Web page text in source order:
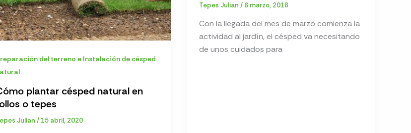
del terreno e Instalación de césped
plantar césped natural en
o tepes
Julian / 15 abril, 2020
Tepes Julian/ 6 marzo, 2018
Con la llegada del mes de marzo comienza la
actividad al jardín, el césped va necesitando
de unos cuidados para